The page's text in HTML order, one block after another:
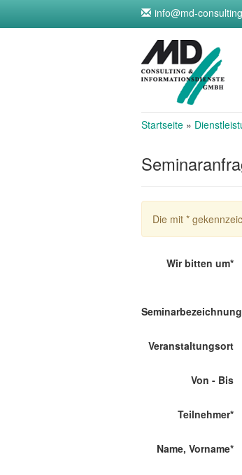
info@md-
Startseite »
Die mit *
Wir bitten um*
Seminarbezeichnung
Veranstaltungsort
Von - Bis
Teilnehmer*
Name, Vorname*